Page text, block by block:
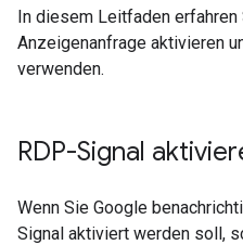
In diesem Leitfaden erfahren
Anzeigenanfrage aktivieren
verwenden.
RDP-Signal
Wenn Sie Google
Signal aktiviert werden soll,